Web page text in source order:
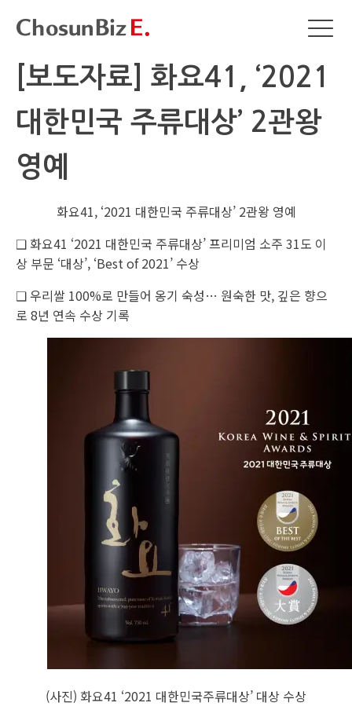
[보도자료] 화요41, ‘2021
대한민국 주류대상’ 2관왕
영예
화요41, ‘2021 대한민국 주류대상’ 2관왕 영예
❑ 화요41 ‘2021 대한민국 주류대상’ 프리미엄 소주 31도 이
상 부문 ‘대상’, ‘Best of 2021’ 수상
❑ 우리쌀 100%로 만들어 옹기 숙성… 원숙한 맛, 깊은 향으
로 8년 연속 수상 기록
(사진) 화요41 ‘2021 대한민국주류대상’ 대상 수상